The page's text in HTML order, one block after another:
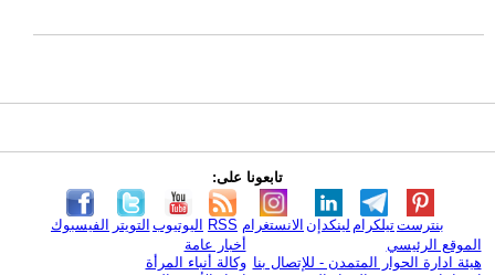
تابعونا على:
الفيسبوك التويتر اليوتيوب RSS الانستغرام لينكدإن تيلكرامبنترست
الموقع الرئيسي
هيئة ادارة الحوار المتمدن - للإتصال بنا
أخبار عامة
وكالة أنباء المرأة